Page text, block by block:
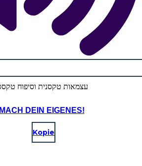
MACH DEIN EIGENES!
Kopie